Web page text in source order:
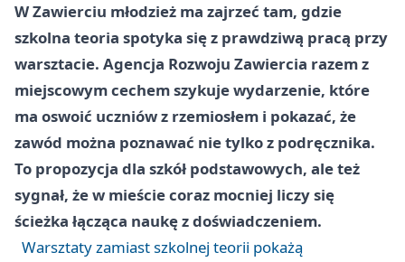
W Zawierciu młodzież ma zajrzeć tam, gdzie
szkolna teoria spotyka się z prawdziwą pracą przy
warsztacie. Agencja Rozwoju Zawiercia razem z
miejscowym cechem szykuje wydarzenie, które
ma oswoić uczniów z rzemiosłem i pokazać, że
zawód można poznawać nie tylko z podręcznika.
To propozycja dla szkół podstawowych, ale też
sygnał, że w mieście coraz mocniej liczy się
ścieżka łącząca naukę z doświadczeniem.
Warsztaty zamiast szkolnej teorii pokażą